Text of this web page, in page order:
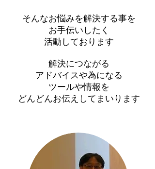
そんなお悩みを解決する事を
お手伝いしたく
活動しております
解決につながる
アドバイスや為になる
ツールや情報を
​どんどんお伝えしてまいります